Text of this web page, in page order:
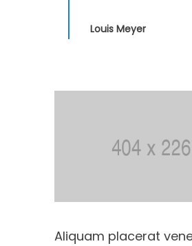
Louis Meyer
Aliquam placerat